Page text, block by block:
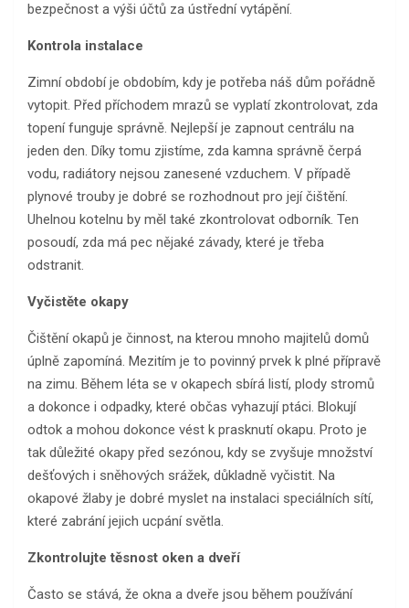
bezpečnost a výši účtů za ústřední vytápění.
Kontrola instalace
Zimní období je obdobím, kdy je potřeba náš dům pořádně
vytopit. Před příchodem mrazů se vyplatí zkontrolovat, zda
topení funguje správně. Nejlepší je zapnout centrálu na
jeden den. Díky tomu zjistíme, zda kamna správně čerpá
vodu, radiátory nejsou zanesené vzduchem. V případě
plynové trouby je dobré se rozhodnout pro její čištění.
Uhelnou kotelnu by měl také zkontrolovat odborník. Ten
posoudí, zda má pec nějaké závady, které je třeba
odstranit.
Vyčistěte okapy
Čištění okapů je činnost, na kterou mnoho majitelů domů
úplně zapomíná. Mezitím je to povinný prvek k plné přípravě
na zimu. Během léta se v okapech sbírá listí, plody stromů
a dokonce i odpadky, které občas vyhazují ptáci. Blokují
odtok a mohou dokonce vést k prasknutí okapu. Proto je
tak důležité okapy před sezónou, kdy se zvyšuje množství
dešťových i sněhových srážek, důkladně vyčistit. Na
okapové žlaby je dobré myslet na instalaci speciálních sítí,
které zabrání jejich ucpání světla.
Zkontrolujte těsnost oken a dveří
Často se stává, že okna a dveře jsou během používání